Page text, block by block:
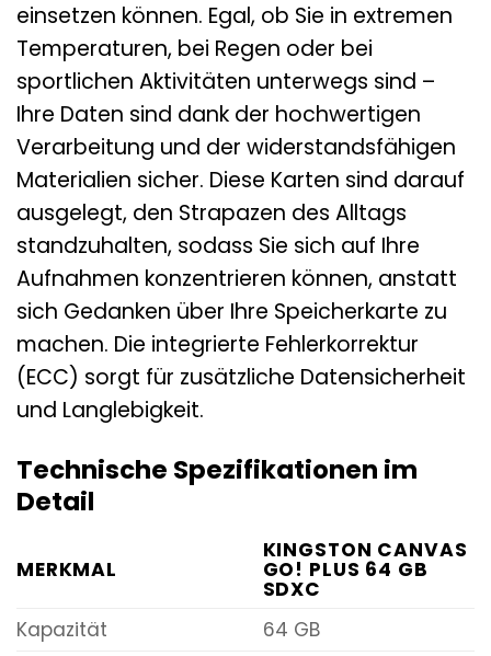
einsetzen können. Egal, ob Sie in extremen
Temperaturen, bei Regen oder bei
sportlichen Aktivitäten unterwegs sind –
Ihre Daten sind dank der hochwertigen
Verarbeitung und der widerstandsfähigen
Materialien sicher. Diese Karten sind darauf
ausgelegt, den Strapazen des Alltags
standzuhalten, sodass Sie sich auf Ihre
Aufnahmen konzentrieren können, anstatt
sich Gedanken über Ihre Speicherkarte zu
machen. Die integrierte Fehlerkorrektur
(ECC) sorgt für zusätzliche Datensicherheit
und Langlebigkeit.
Technische Spezifikationen im
Detail
MERKMAL
KINGSTON CANVAS
GO! PLUS 64 GB
SDXC
Kapazität
64 GB